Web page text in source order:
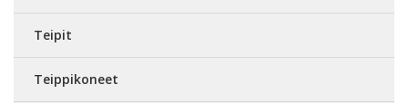
Teipit
Teippikoneet